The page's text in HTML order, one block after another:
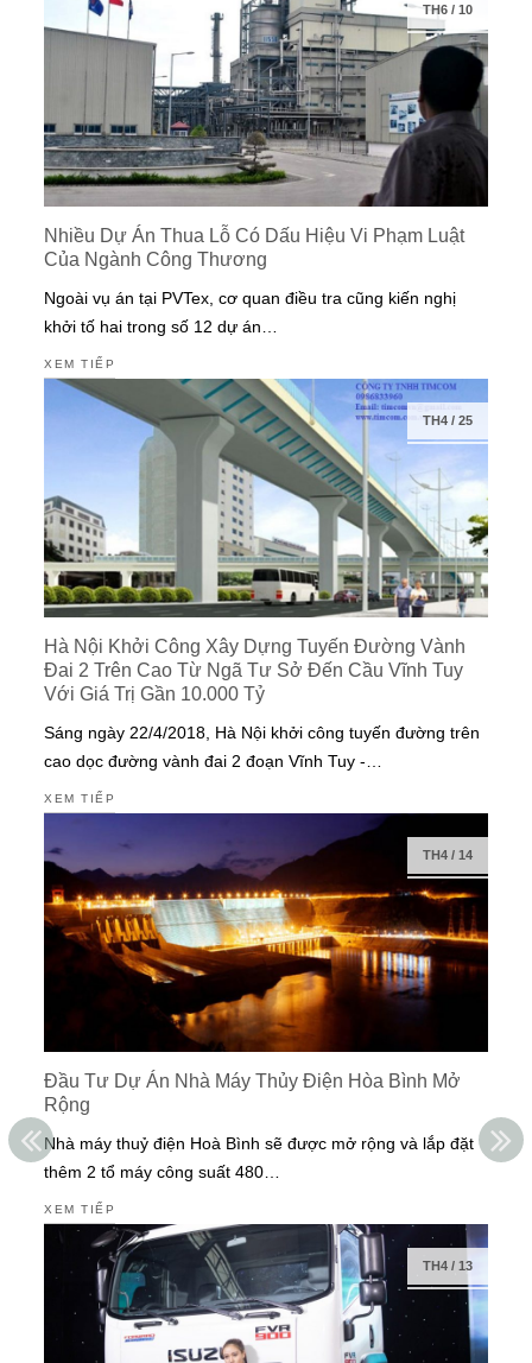
TH6/ 10
Nhiều Dự Án Thua Lỗ Có Dấu Hiệu Vi Phạm Luật
Của Ngành Công Thương
Ngoài vụ án tại PVTex, cơ quan điều tra cũng kiến nghị
khởi tố hai trong số 12 dự án…
XEM TIẾP
TH4/ 25
Hà Nội Khởi Công Xây Dựng Tuyến Đường Vành
Đai 2 Trên Cao Từ Ngã Tư Sở Đến Cầu Vĩnh Tuy
Với Giá Trị Gần 10.000 Tỷ
Sáng ngày 22/4/2018, Hà Nội khởi công tuyến đường trên
cao dọc đường vành đai 2 đoạn Vĩnh Tuy -…
XEM TIẾP
TH4/ 14
Đầu Tư Dự Án Nhà Máy Thủy Điện Hòa Bình Mở
Rộng
Nhà máy thuỷ điện Hoà Bình sẽ được mở rộng và lắp đặt
thêm 2 tổ máy công suất 480…
XEM TIẾP
TH4/ 13